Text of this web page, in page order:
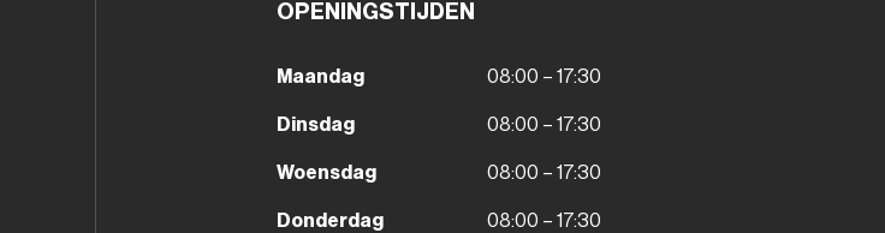
OPENINGSTIJDEN
Maandag 08:00 – 17:30
Dinsdag 08:00 – 17:30
Woensdag 08:00 – 17:30
Donderdag 08:00 – 17:30